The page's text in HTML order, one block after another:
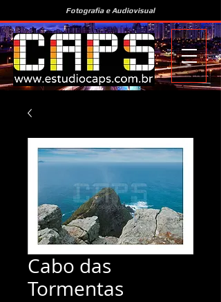
Fotografia e Audiovisual
Cabo das
Tormentas